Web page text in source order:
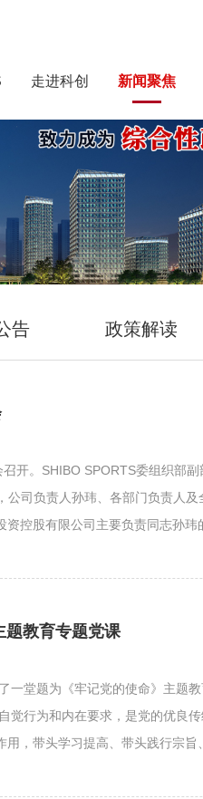
走进科创 新闻聚焦
告 政策解读
开。SHIBO SPORTS委组织部
公司负责人孙玮、各部门负责人
资控股有限公司主要负责同志孙
题教育专题党课
一堂题为《牢记党的使命》主题
觉行为和内在要求，是党的优良
，带头学习提高、带头践行宗旨